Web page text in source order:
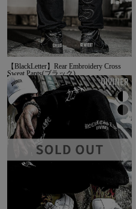
【BlackLetter】Rear Embroidery Cross
Sweat Pants(ブラック)